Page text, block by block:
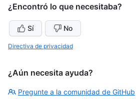
¿Encontró lo que necesitaba?
Sí No
Directiva de privacidad
¿Aún necesita ayuda?
Pregunte a la comunidad de GitHub